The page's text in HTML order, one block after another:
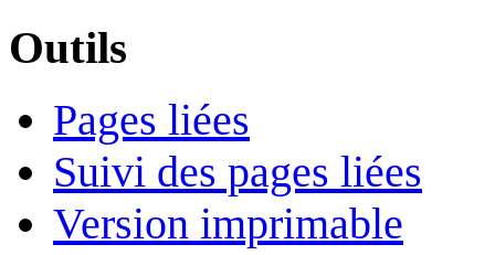
Outils
Pages liées
Suivi des pages liées
Version imprimable